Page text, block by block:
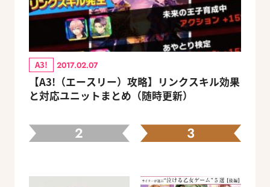
A3! 2017.02.07
【A3!（エースリー）攻略】リンクスキル効果
と対応ユニットまとめ（随時更新）
2 3